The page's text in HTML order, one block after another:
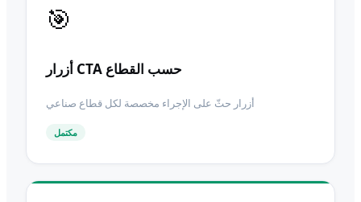
🎯
أزرار CTA حسب القطاع
أزرار حثّ على الإجراء مخصصة لكل قطاع صناعي
مكتمل